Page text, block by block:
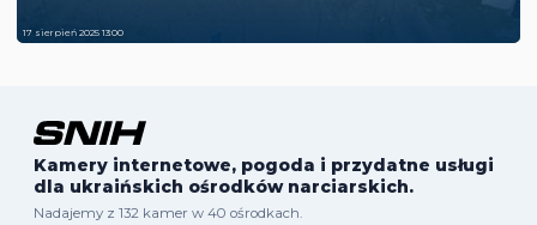
17 sierpień 2025 13:00
Kamery internetowe, pogoda i przydatne usługi
dla ukraińskich ośrodków narciarskich.
Nadajemy z 132 kamer w 40 ośrodkach.